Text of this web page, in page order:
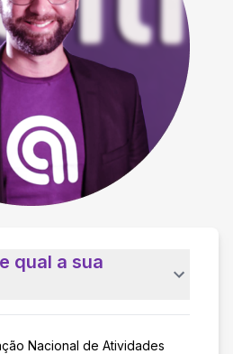
qual a sua
Nacional de Atividades